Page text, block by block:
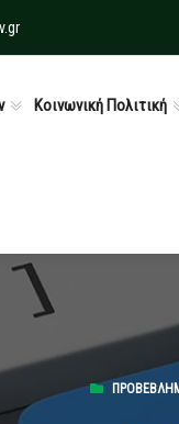
Κοινωνική Πολιτική